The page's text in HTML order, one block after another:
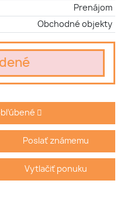
Prenájom
Obchodné objekty
Poslať známemu
Vytlačiť ponuku